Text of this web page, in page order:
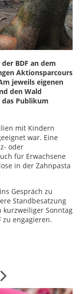
BDF an dem
Aktionsparcours
jeweils eigenen
den Wald
Publikum
mit Kindern
war. Eine
oder
für Erwachsene
in der Zahnpasta
Gespräch zu
Standbesatzung
kurzweiliger Sonntag
zu engagieren.